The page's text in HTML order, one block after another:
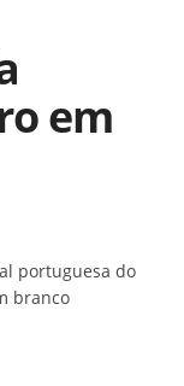
em
portuguesa do
branco